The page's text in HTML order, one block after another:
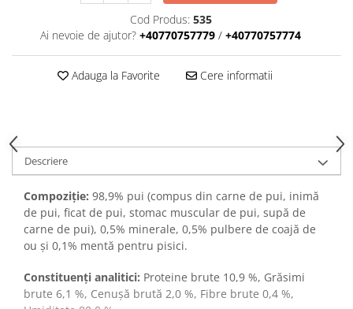
Cod Produs: 535
Ai nevoie de ajutor? +40770757779 / +40770757774
Adauga la Favorite Cere informatii
Descriere
Compoziție: 98,9% pui (compus din carne de pui, inimă
de pui, ficat de pui, stomac muscular de pui, supă de
carne de pui), 0,5% minerale, 0,5% pulbere de coajă de
ou și 0,1% mentă pentru pisici.
Constituenți analitici: Proteine brute 10,9 %, Grăsimi
brute 6,1 %, Cenușă brută 2,0 %, Fibre brute 0,4 %,